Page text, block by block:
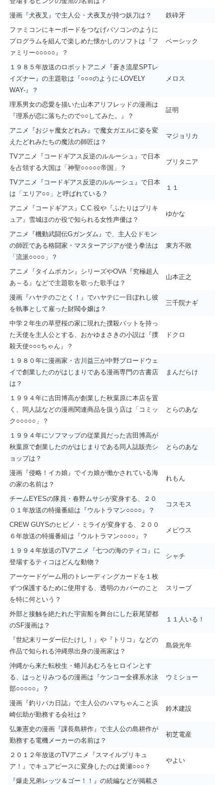
漫画『犬夜叉』で主人公・犬夜叉が持つ妖刀は？
鉄砕牙
ファミコンにキーボードをつなげパソコンのように
プログラムを組んで楽しめた懐かしのソフトは『フ
ァミリー○○○○○』？
ベーシック
１９８５年放送のロボットアニメ『蒼き流星SPTレ
イズナー』の主題歌は『○○○のように-LOVELY
WAY-』？
メロス
理系男女の恋愛を描いた山本アリフレッドの漫画は
『理系が恋に落ちたので○○してみた。』？
証明
アニメ『おジャ魔女どれみ』で魔女ガエルに姿を変
えたどれみたちの魔法の師匠は？
マジョリカ
TVアニメ『コードギアス反逆のルルーシュ』で日本
を占領する大国は「神聖○○○○○帝国」？
ブリタニア
TVアニメ『コードギアス反逆のルルーシュ』で日本
は「エリア○○」と呼ばれている？
１１
アニメ『コードギアス』C.C.役や『ふたりはプリキ
ュア』雪城ほのか役で知られる女性声優は？
ゆかな
アニメ『機動武闘伝Gガンダム』で、主人公ドモン
の師匠である格闘家・マスターアジアが使う拳法は
「流派○○○○」？
東方不敗
アニメ『タイムボカン』シリーズやOVA『究極超人
あ～る』などで主題歌を歌った歌手は？
山本正之
漫画『ハヤテのごとく！』でハヤテに一目ぼれし彼
を執事として雇った財閥令嬢は？
三千院ナギ
中学２年生の草壁桜の家に現れた撲殺バットを持っ
た天使を主人公とする、おかゆまさきの小説は『撲
殺天使○○○ちゃん』？
ドクロ
１９８０年に漫画家・古川益三が中野ブロードウェ
イで創業したのがはじまりである漫画専門の古書店
は？
まんだらけ
１９９４年に吉田博高が創業した秋葉原に本店を置
く、同人誌などの漫画関連商品を扱う店は「コミッ
ク○○○○○」？
とらのあな
１９９４年にソフマップの従業員だった吉田博高が
秋葉原で創業したのがはじまりである同人誌販売シ
ョップは？
とらのあな
漫画『侵略！イカ娘』でイカ娘が働かされている海
の家の名前は？
れもん
チームEYESの隊員・春野ムサシが変身する、２０
０１年放送の特撮番組は『ウルトラマン○○○○』？
コスモス
CREW GUYSのヒビノ・ミライが変身する、２００
６年放送の特撮番組は『ウルトラマン○○○○』？
メビウス
１９９４年放送のTVアニメ『七つの海のティコ』に
登場するティコはどんな動物？
シャチ
アーケードゲーム用のトレーディングカードを１枚
ずつ保護するために使用する、透明のカバーのこと
を特に何という？
スリーブ
外部と接触を絶たれた宇宙船を舞台にした萩尾望都
のSF漫画は？
１１人いる！
『世紀末リーダー伝たけし！』や『トリコ』などの
作品で知られる沖縄県出身の漫画家は？
島袋光年
沖縄から来た転校生・蜷川あむろをヒロインとす
る、はっとりみつるの漫画は『ケンコー全裸系水泳
部○○○○○』？
ウミショー
漫画『釣りバカ日誌』で主人公のハマちゃんこと浜
崎伝助が勤務する会社は？
鈴木建設
弘兼憲史の漫画『課長島耕作』で主人公の島耕作が
勤務する電機メーカーの名前は？
初芝電産
２０１２年放送のTVアニメ『スマイルプリキュ
ア！』でキュアピースに変身したのは黄瀬○○○？
やよい
『爆走兄弟レッツ＆ゴー！！』の続編などが掲載さ